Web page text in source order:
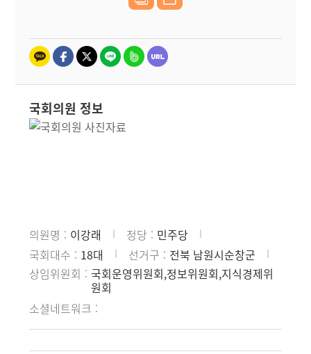
국회의원 정보
의원명 이강래 정당
민주당
국회대수
18대 선거구
전북 남원시순창군
상임위원회
국회운영위원회,정보위원회,지식경제위
원회
소셜네트워크